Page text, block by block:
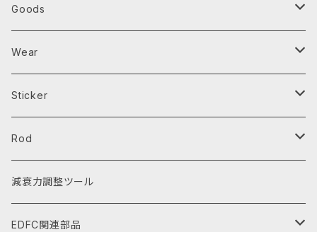
Goods
Parts Tray
芳香剤
キーホルダー・キーケース
スマホ用品
レイングッズ
Wear
エプロン
レインウェア
Tシャツ
パーカー
Sticker
ステッカー
ワッペン
Rod
タイロッド
ラテラルロッド
減衰力調整ツール
EDFC関連部品